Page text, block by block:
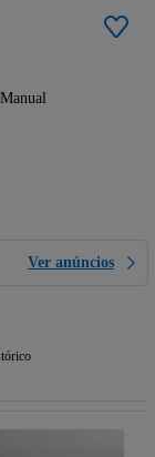
Manual
Ver anúncios